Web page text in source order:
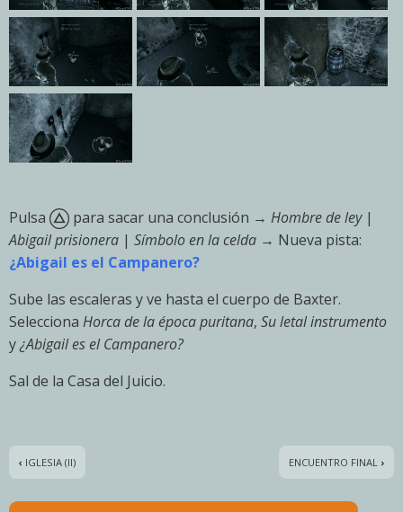
Pulsa para sacar una conclusión → Hombre de ley|
Abigail prisionera | Símbolo en la celda → Nueva pista:
¿Abigail es el Campanero?
Sube las escaleras y ve hasta el cuerpo de Baxter.
Selecciona Horca de la época puritana, Su letal instrumento
y¿Abigail es el Campanero?
Sal de la Casa del Juicio.
‹ IGLESIA (II) ENCUENTRO FINAL ›